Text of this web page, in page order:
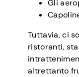
Gli
Tuttavia, ci
ristoranti,
altrettanto